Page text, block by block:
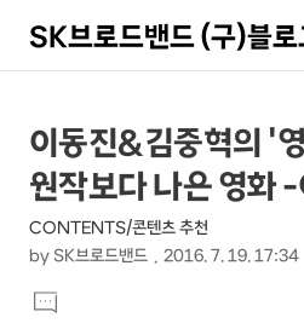
SK브로드밴드 (구)블로
상
세
컨
텐
츠
본
문
제
목
이동진&김중혁의 '
원작보다 나은 영화
CONTENTS/콘텐츠 추천
by SK브로드밴드 2016. 7. 19. 17:34
문
댓
글